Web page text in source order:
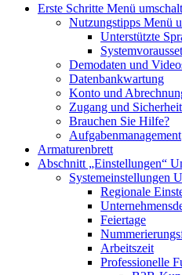
Erste Schritte Menü
Nutzungstipps Menü
Unterstützte
Demodaten und
Datenbankwartung
Konto und
Zugang und Sicherheit
Brauchen Sie Hilfe?
Aufgabenmanagement
Armaturenbrett
Abschnitt „Einstellungen“
Systemeinstellungen
Regionale
Feiertage
Arbeitszeit
Professionelle